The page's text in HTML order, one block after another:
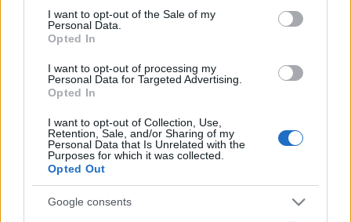
consent section.
I want to opt-out of the Sale of my
Personal Data.
Opted In
I want to opt-out of processing my
Personal Data for Targeted Advertising.
Opted In
I want to opt-out of Collection, Use,
Retention, Sale, and/or Sharing of my
Personal Data that Is Unrelated with the
Purposes for which it was collected.
Opted Out
Google consents
dolgoznak fel mívesen hangszerelt cigányzene kíséretében,
újrahangolva sokak által ismert dallamokat, vagy akár rég
és Lovasi András mellett sokan mások színpadra léptek: a
Lepkeház blues-színpadán pedig nem kellett kérlelni a
közönséget, hogy a slágereket együtt énekelják.